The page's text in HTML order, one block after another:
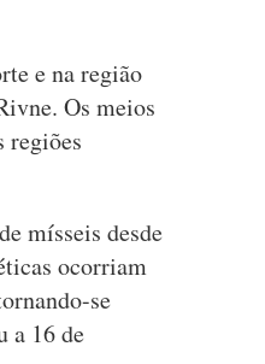
e na região
Os meios
regiões
mísseis desde
ocorriam
se
a 16 de